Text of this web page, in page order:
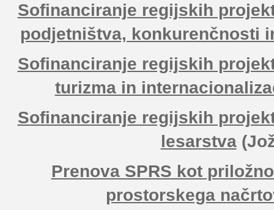
Sofinanciranje regijskih
podjetništva, konkurenčnosti
Sofinanciranje regijskih
turizma in
Sofinanciranje regijskih
lesarstva
Prenova SPRS kot
prostorskega